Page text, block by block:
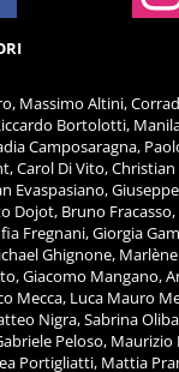
Massimo Altini,
Bortolotti,
Camposaragna,
Carol Di Vito, Christian
Evaspasiano,
Dojot, Bruno Fracasso,
Fregnani, Giorgia
Ghignone,
Giacomo Mangano,
Mecca, Luca Mauro
Nigra, Sabrina
Peloso,
Portigliatti, Mattia